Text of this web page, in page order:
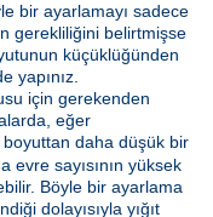
bir ayarlamayı sadece
gerekliliğini belirtmişse
küçüklüğünden
yapınız.
için gerekenden
eğer
daha düşük bir
evre sayısının yüksek
Böyle bir ayarlama
dolayısıyla yığıt